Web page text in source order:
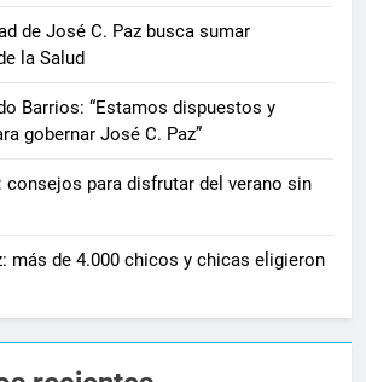
de José C. Paz busca sumar
la Salud
Barrios: “Estamos dispuestos y
gobernar José C. Paz”
consejos para disfrutar del verano sin
más de 4.000 chicos y chicas eligieron